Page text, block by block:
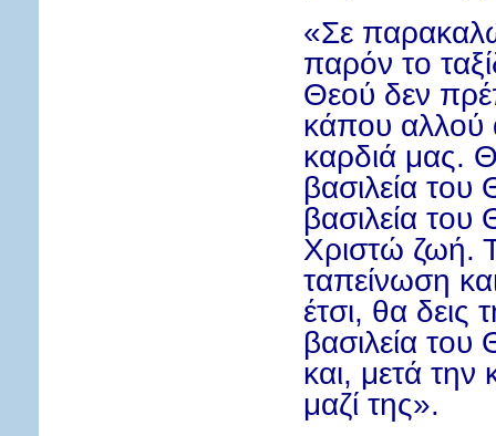
«Σε
παρόν το
Θεού δεν
κάπου αλλού
καρδιά μας.
βασιλεία
βασιλεία του
Χριστώ ζωή.
ταπείνωση
έτσι, θα δεις
βασιλεία
και, μετά την
μαζί της».